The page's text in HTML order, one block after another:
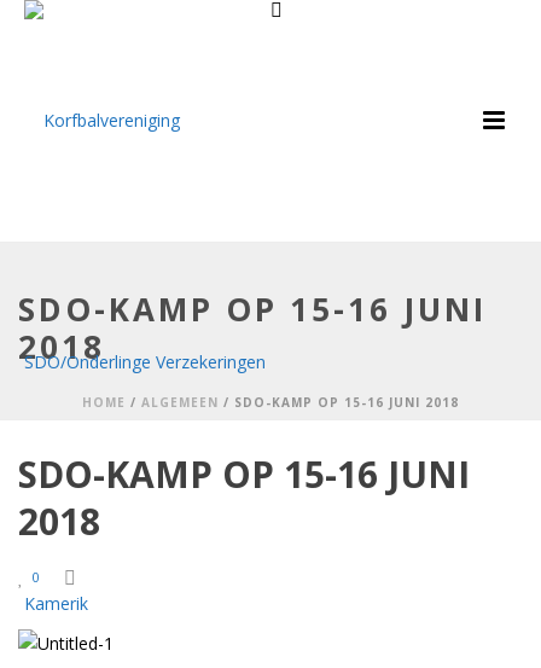
SDO-KAMP OP 15-16 JUNI
2018
HOME / ALGEMEEN / SDO-KAMP OP 15-16 JUNI 2018
SDO-KAMP OP 15-16 JUNI
2018
0